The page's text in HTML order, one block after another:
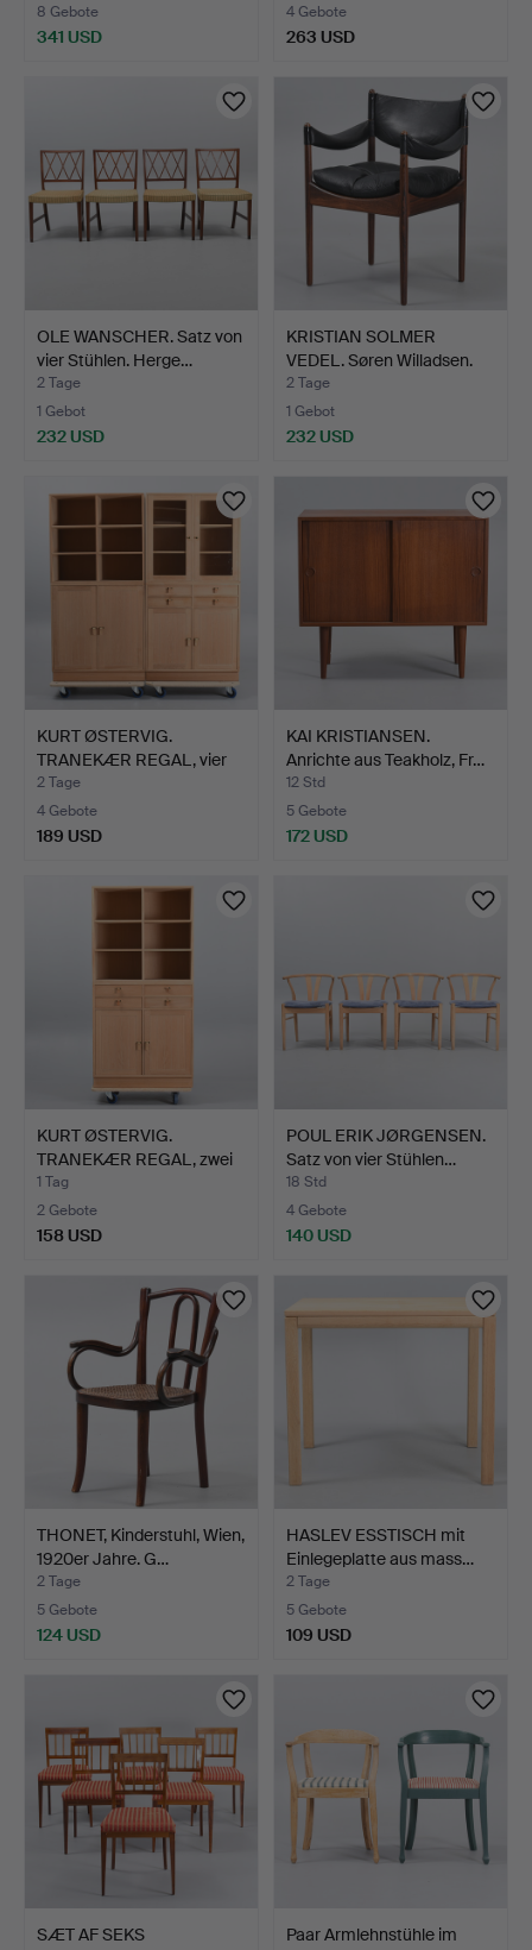
8 Gebote
341 USD
4 Gebote
263 USD
OLE WANSCHER. Satz von
vier Stühlen. Herge…
2 Tage
1 Gebot
232 USD
KRISTIAN SOLMER
VEDEL. Søren Willadsen.
Ar…
2 Tage
1 Gebot
232 USD
KURT ØSTERVIG.
TRANEKÆR REGAL, vier
Regalm…
2 Tage
4 Gebote
189 USD
KAI KRISTIANSEN.
Anrichte aus Teakholz, Fr…
12 Std
5 Gebote
172 USD
KURT ØSTERVIG.
TRANEKÆR REGAL, zwei
Regalm…
1 Tag
2 Gebote
158 USD
POUL ERIK JØRGENSEN.
Satz von vier Stühlen…
18 Std
4 Gebote
140 USD
THONET, Kinderstuhl, Wien,
1920er Jahre. G…
2 Tage
5 Gebote
124 USD
HASLEV ESSTISCH mit
Einlegeplatte aus mass…
2 Tage
5 Gebote
109 USD
SÆT AF SEKS
Paar Armlehnstühle im